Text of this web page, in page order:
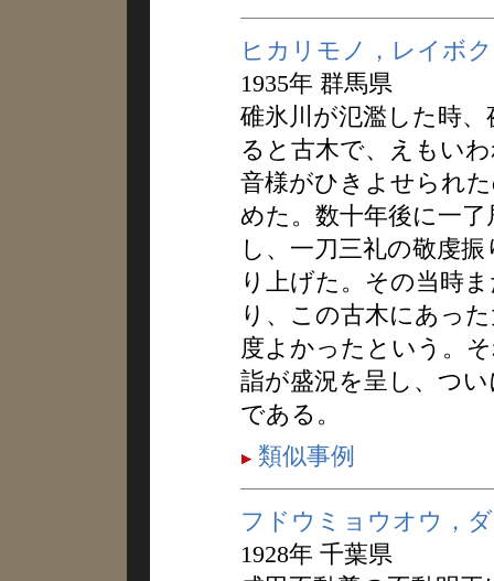
ヒカリモノ，レイボ
1935年 群馬県
碓氷川が氾濫した時
ると古木で、えもい
音様がひきよせられ
めた。数十年後に一
し、一刀三礼の敬虔
り上げた。その当時
り、この古木にあっ
度よかったという。
詣が盛況を呈し、つ
である。
類似事例
フドウミョウオウ，
1928年 千葉県